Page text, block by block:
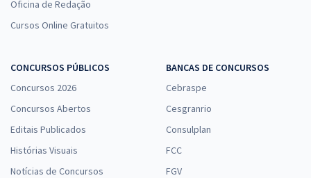
Oficina de Redação
Cursos Online Gratuitos
CONCURSOS PÚBLICOS
Concursos 2026
Concursos Abertos
Editais Publicados
Histórias Visuais
Notícias de Concursos
BANCAS DE CONCURSOS
Cebraspe
Cesgranrio
Consulplan
FCC
FGV